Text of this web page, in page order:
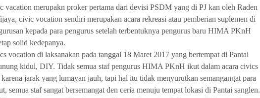
vacation merupakn proker pertama dari devisi PSDM yang di PJ kan oleh Raden
civic vocation sendiri merupakan acara rekreasi atau pemberian suplemen di
kepada para pengurus setelah terbentuknya pengurus baru HIMA PKnH
solid kedepanya.
vocation di laksanakan pada tanggal 18 Maret 2017 yang bertempat di Pantai
kidul, DIY. Tidak semua staf pengurus HIMA PKnH ikut dalam acara civics
jarak yang lumayan jauh, tapi hal itu tidak menyurutkan semangangat para
semua staf sangat bersemangat den ceria menuju tempat lokasi di Pantai sanglen.